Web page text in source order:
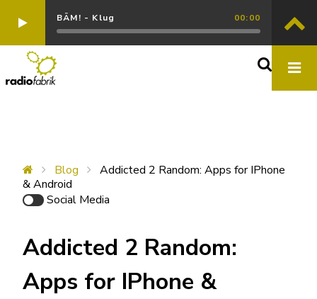
BÄM! - Klug 00:00
Blog
Addicted 2 Random: Apps for IPhone
& Android
Social Media
Addicted 2 Random:
Apps for IPhone &